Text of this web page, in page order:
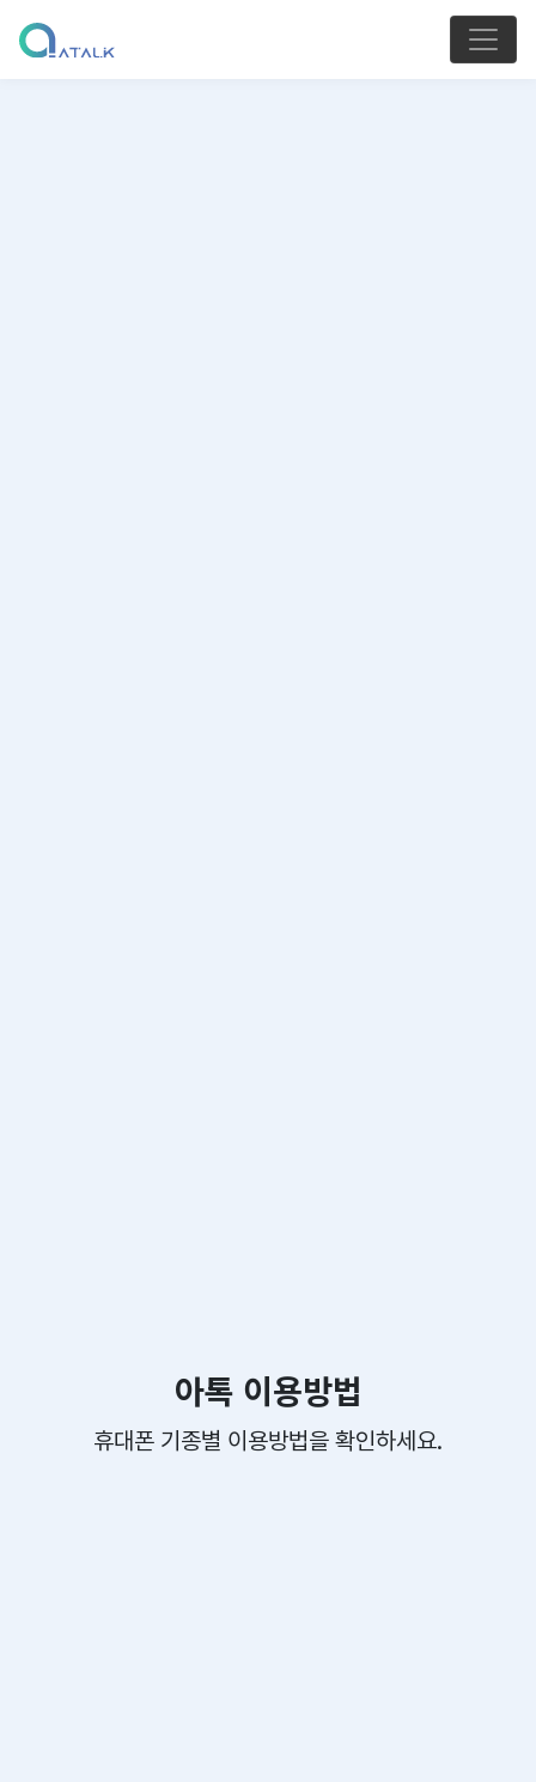
아톡 이용방법
휴대폰 기종별 이용방법을 확인하세요.